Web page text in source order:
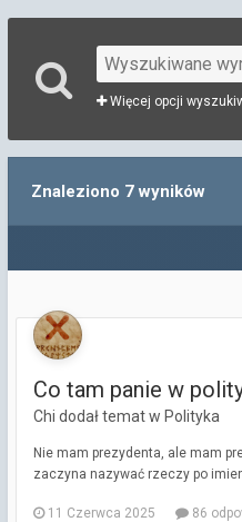
Więcej opcji
Znaleziono 7 wyników
Co tam panie w
Chi dodał temat w Polityka
Nie mam prezydenta, ale mam
zaczyna nazywać rzeczy po
11 Czerwca 2025 86